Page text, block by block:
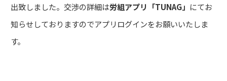
出致しました。交渉の詳細は労組アプリ「TUNAG」 にてお
知らせしておりますのでアプリログインをお願いいたしま
す。